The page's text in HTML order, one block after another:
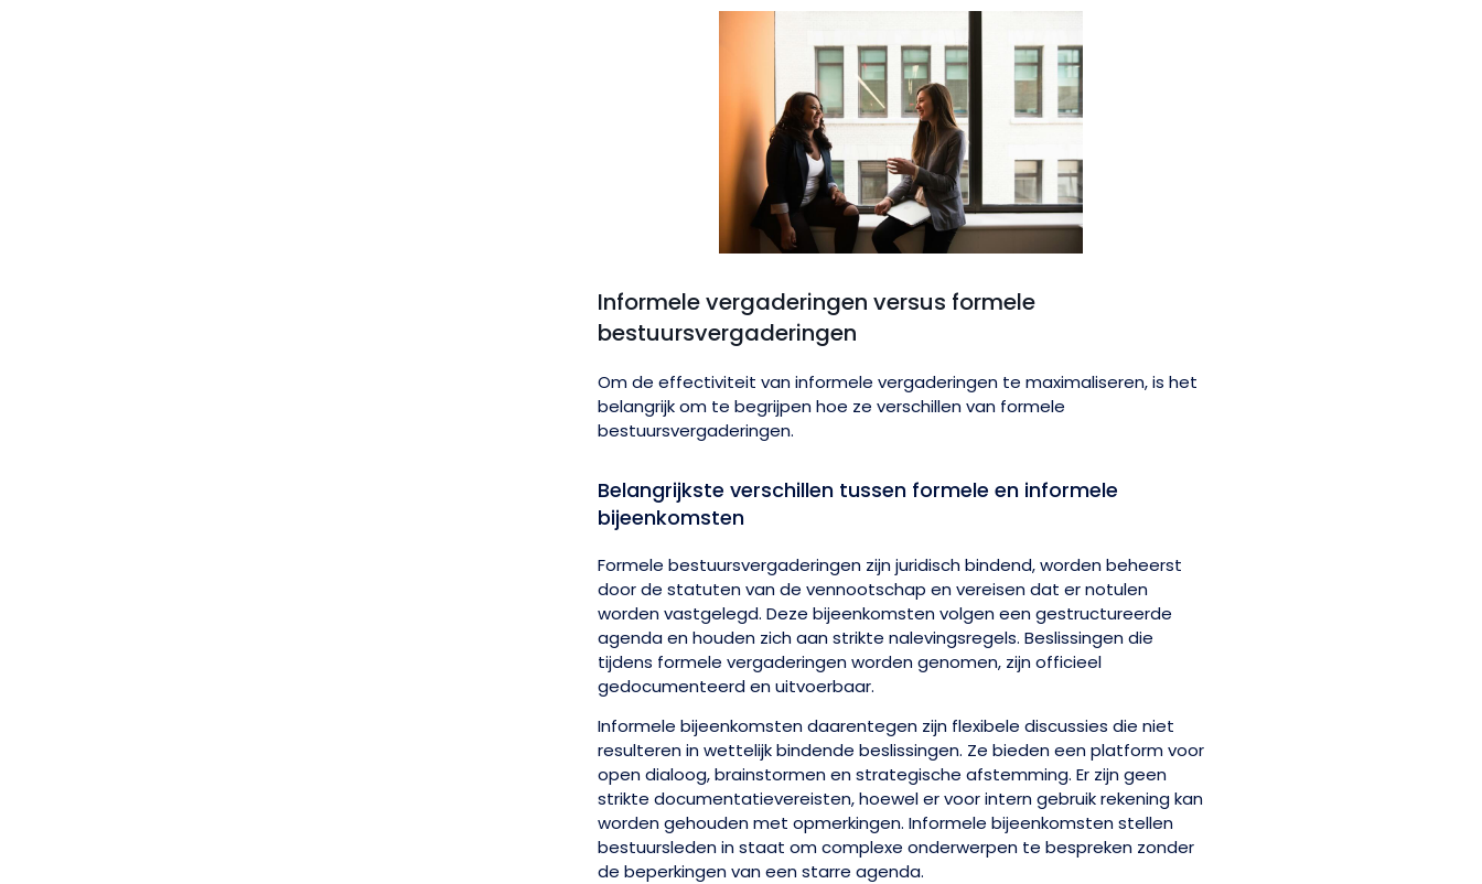
Informele vergaderingen versus formele
bestuursvergaderingen
Om de effectiviteit van informele vergaderingen te maximaliseren, is het
belangrijk om te begrijpen hoe ze verschillen van formele
bestuursvergaderingen.
Belangrijkste verschillen tussen formele en informele
bijeenkomsten
Formele bestuursvergaderingen zijn juridisch bindend, worden beheerst
door de statuten van de vennootschap en vereisen dat er notulen
worden vastgelegd. Deze bijeenkomsten volgen een gestructureerde
agenda en houden zich aan strikte nalevingsregels. Beslissingen die
tijdens formele vergaderingen worden genomen, zijn officieel
gedocumenteerd en uitvoerbaar.
Informele bijeenkomsten daarentegen zijn flexibele discussies die niet
resulteren in wettelijk bindende beslissingen. Ze bieden een platform voor
open dialoog, brainstormen en strategische afstemming. Er zijn geen
strikte documentatievereisten, hoewel er voor intern gebruik rekening kan
worden gehouden met opmerkingen. Informele bijeenkomsten stellen
bestuursleden in staat om complexe onderwerpen te bespreken zonder
de beperkingen van een starre agenda.